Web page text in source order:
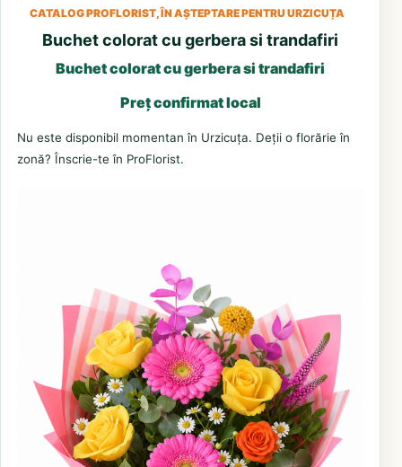
CATALOG PROFLORIST, ÎN AȘTEPTARE PENTRU URZICUȚA
Buchet colorat cu gerbera si trandafiri
Buchet colorat cu gerbera si trandafiri
Preț confirmat local
Nu este disponibil momentan în Urzicuța. Deții o florărie în
zonă? Înscrie-te în ProFlorist.